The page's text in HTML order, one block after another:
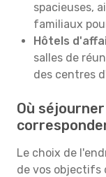
spacieuses,
familiaux
Hôtels
salles de
des centres
Où
Le choix de
de vos objectifs